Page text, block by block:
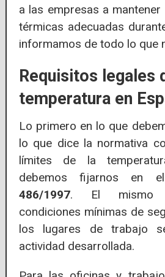
a las empresas a
térmicas adecuadas
informamos de todo lo que
Requisitos legales
temperatura en
Lo primero en lo que
lo que dice la normativa
límites de la
debemos fijarnos en
486/1997. El mismo
condiciones mínimas de
los lugares de trabajo
actividad desarrollada.